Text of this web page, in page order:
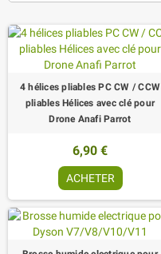
4 hélices pliables PC CW / CCW
pliables Hélices avec clé pour
Drone Anafi Parrot
6,90 €
ACHETER